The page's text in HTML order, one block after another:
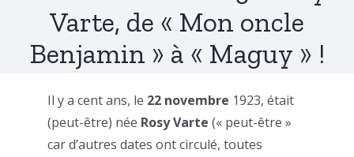
Varte, de « Mon oncle
Benjamin » à « Maguy » !
Il y a cent ans, le 22 novembre 1923, était
(peut-être) née Rosy Varte (« peut-être »
car d’autres dates ont circulé, toutes